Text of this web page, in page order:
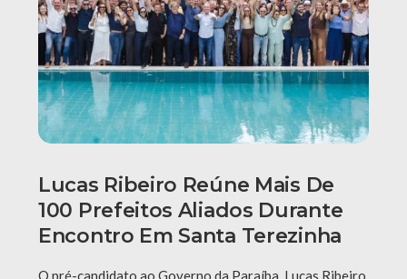
Lucas Ribeiro Reúne Mais De
100 Prefeitos Aliados Durante
Encontro Em Santa Terezinha
O pré-candidato ao Governo da Paraíba, Lucas Ribeiro